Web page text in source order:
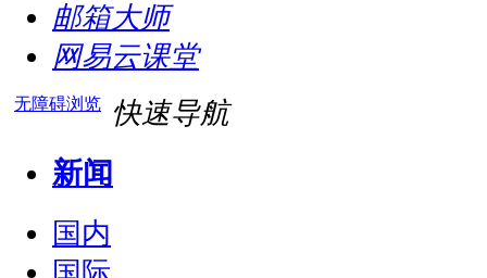
邮箱大师
网易云课堂
无障碍浏览 快速导航
新闻
国内